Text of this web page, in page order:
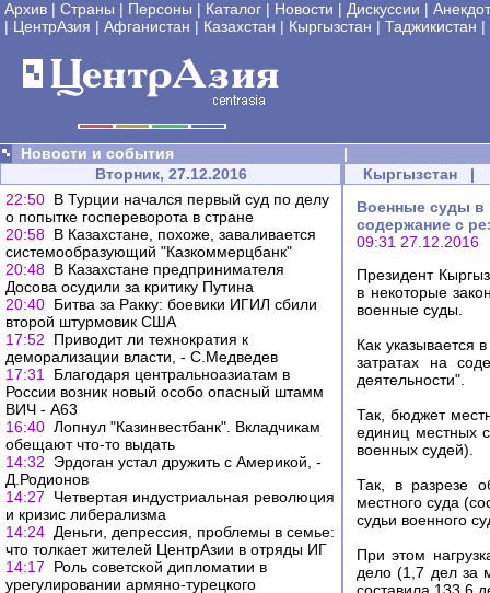
Архив | Страны | Персоны | Каталог | Новости | Дискуссии |
| ЦентрАзия | Афганистан | Казахстан | Кыргызстан | Таджикистан |
Новости и события
|
Вторник, 27.12.2016
22:50 В Турции начался первый суд по делу
о попытке госпереворота в стране
20:58 В Казахстане, похоже, заваливается
системообразующий "Казкоммерцбанк"
20:48 В Казахстане предпринимателя
Досова осудили за критику Путина
20:40 Битва за Ракку: боевики ИГИЛ сбили
второй штурмовик США
17:52
Приводит ли технократия к
деморализации власти, - С.Медведев
17:31
Благодаря центральноазиатам в
России возник новый особо опасный штамм
ВИЧ - A63
16:40 Лопнул "Казинвестбанк". Вкладчикам
обещают что-то выдать
14:32
Эрдоган устал дружить с Америкой, -
Д.Родионов
14:27
Четвертая индустриальная революция
и кризис либерализма
14:24 Деньги, депрессия, проблемы в семье:
что толкает жителей ЦентрАзии в отряды ИГ
14:17
Роль советской дипломатии в
урегулировании армяно-турецкого
Кыргызстан |
Военные суды в
содержание с
09:31 27.12.2016
Президент
в некоторые
военные суды.
Как указывается
затратах на
деятельности".
Так, бюджет
единиц местных
военных судей).
Так, в разрезе
местного суда
судьи военного
При этом
дело (1,7 дел за